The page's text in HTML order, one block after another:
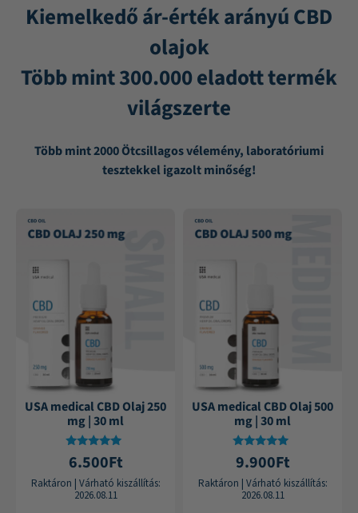
Kiemelkedő ár-érték arányú CBD
olajok
Több mint 300.000 eladott termék
világszerte
Több mint 2000 Ötcsillagos vélemény, laboratóriumi
tesztekkel igazolt minőség!
USA medical CBD Olaj 250
mg | 30 ml
Értékelés:
4.75
/ 5
6.500Ft
Raktáron Várható kiszállítás:
2026.08.11
USA medical CBD Olaj 500
mg | 30 ml
Értékelés:
4.84
/ 5
9.900Ft
Raktáron Várható kiszállítás:
2026.08.11